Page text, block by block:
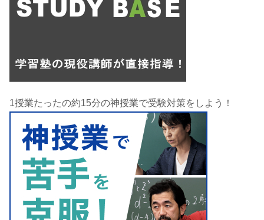
1授業たったの約15分の神授業で受験対策をしよう！